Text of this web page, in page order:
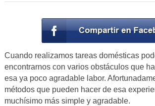
Cuando realizamos tareas domésticas
encontrarnos con varios obstáculos que
esa ya poco agradable labor.
métodos que pueden hacer de esa
muchísimo más simple y agradable.